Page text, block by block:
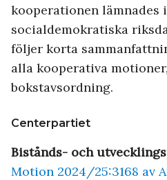
kooperationen lämnades
socialdemokratiska
följer korta
alla kooperativa
bokstavsordning.
Centerpartiet
Bistånds- och
Motion 2024/25:3168 av